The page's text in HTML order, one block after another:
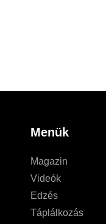
Menük
Magazin
Videók
Edzés
Táplálkozás